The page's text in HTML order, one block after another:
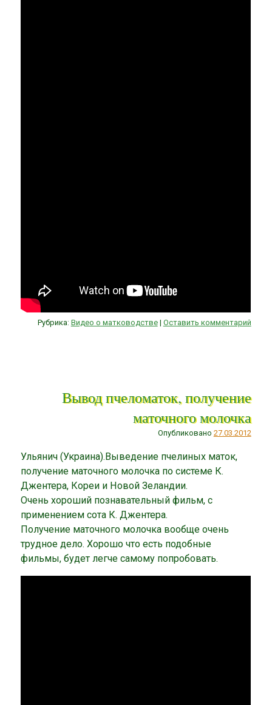
Рубрика: Видео о матководстве | Оставить комментарий
Вывод пчеломаток, получение
маточного молочка
Опубликовано 27.03.2012
Ульянич (Украина).Выведение пчелиных маток,
получение маточного молочка по системе К.
Джентера, Кореи и Новой Зеландии.
Очень хороший познавательный фильм, с
применением сота К. Джентера.
Получение маточного молочка вообще очень
трудное дело. Хорошо что есть подобные
фильмы, будет легче самому попробовать.